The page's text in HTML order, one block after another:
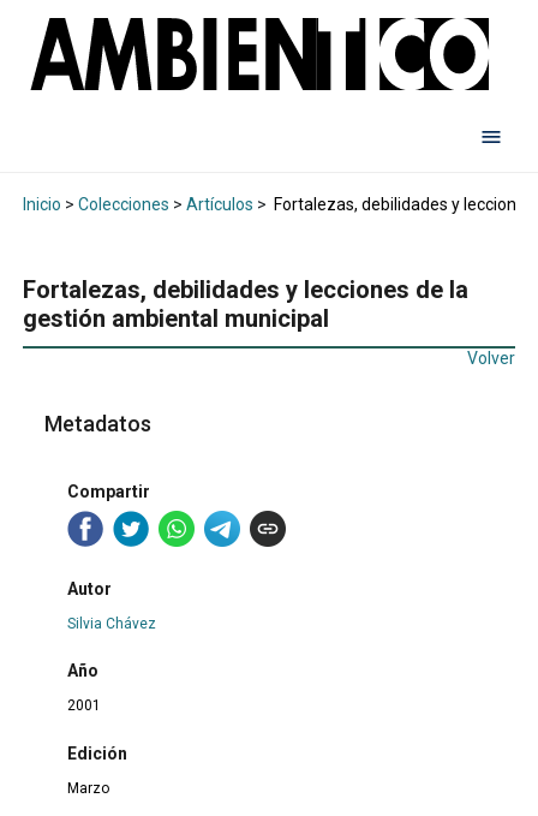
Inicio > Colecciones > Artículos > Fortalezas, debilidades y
Fortalezas, debilidades y lecciones de la
gestión ambiental municipal
Volver
Metadatos
Compartir
Autor
Silvia Chávez
Año
2001
Edición
Marzo